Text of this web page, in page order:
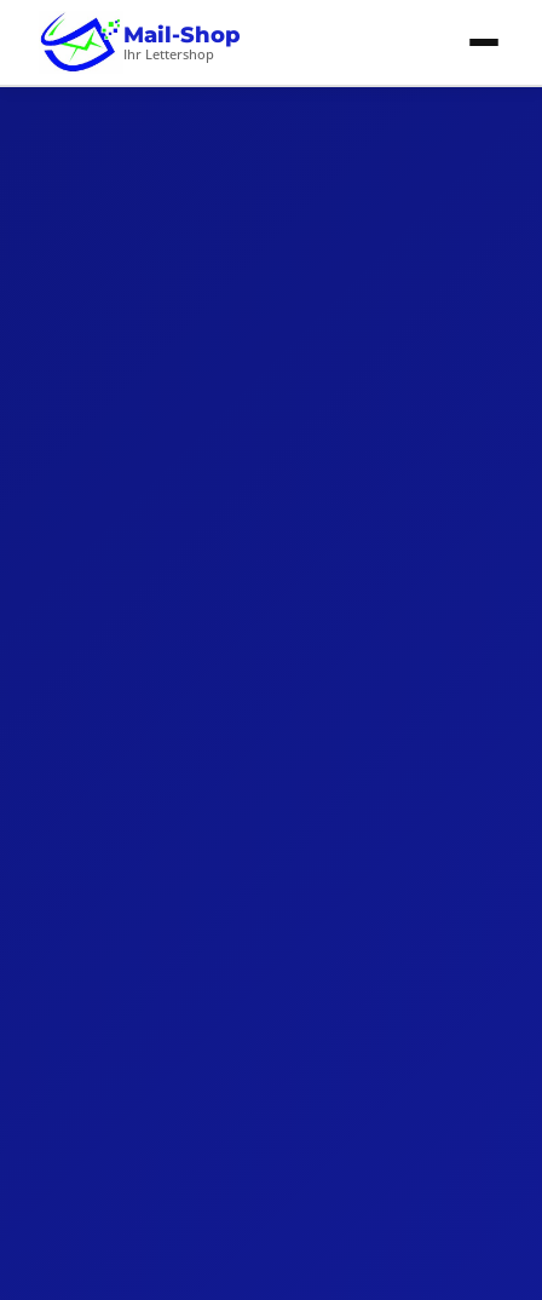
Mail-Shop
Ihr Lettershop